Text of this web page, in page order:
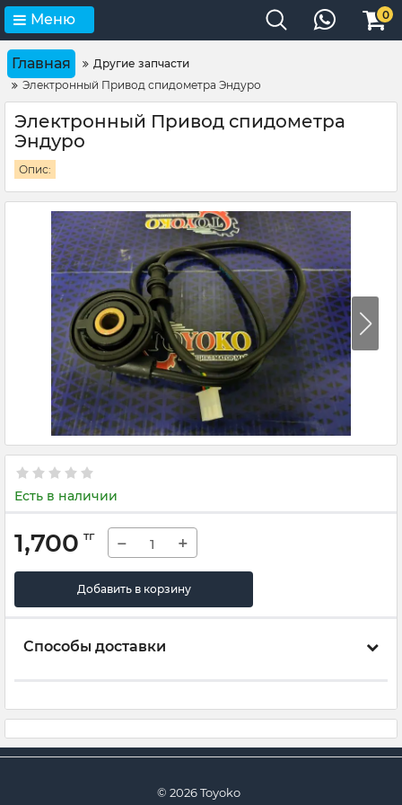
Меню 0
Главная
Другие запчасти
Электронный Привод спидометра Эндуро
Электронный Привод спидометра
Эндуро
Опис:
Есть в наличии
1,700 тг − +
Добавить в корзину
Способы доставки
© 2026 Toyoko